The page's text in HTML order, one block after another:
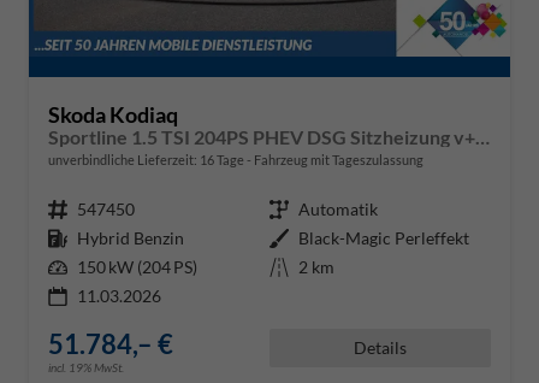
Skoda Kodiaq
unverbindliche Lieferzeit: 16 Tage Fahrzeug mit Tageszulassung
Fahrzeugnr. 547450 Getriebe Automatik
Kraftstoff Hybrid Benzin Außenfarbe Black-Magic Perleffekt
Leistung 150 kW (204 PS) Kilometerstand 2 km
11.03.2026
51.784,– €
incl. 19% MwSt.
Details